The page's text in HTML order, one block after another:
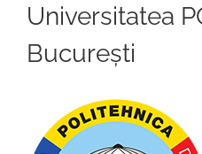
Universitatea
București